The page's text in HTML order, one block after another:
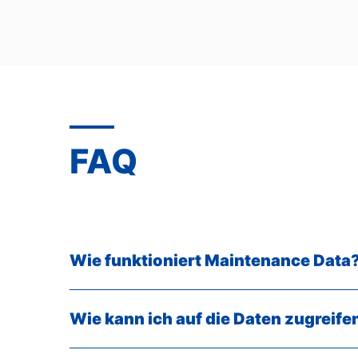
FAQ
Wie funktioniert Maintenance
Wie kann ich auf die Daten